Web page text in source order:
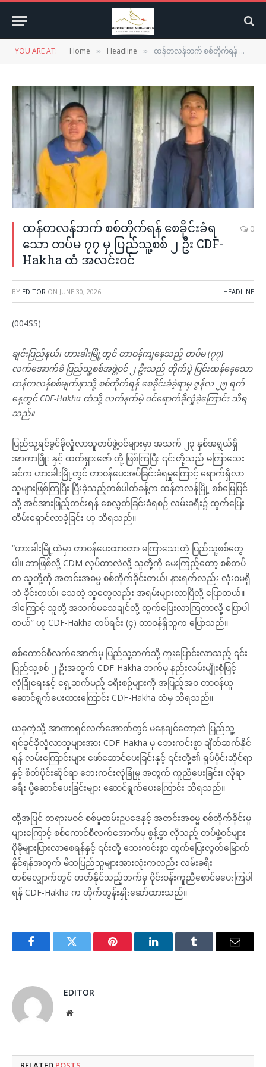
YOU ARE AT: Home » Headline » ထန်တလန်ဘက် စစ်တိုက်ရန် စေခိုင်းခံရသော တပ်မ ၇၇ မှ ပြည်သူ့စစ် ၂ ဦး CDF-Hakha ထံ အလင်းဝင်
ထန်တလန်ဘက် စစ်တိုက်ရန် စေခိုင်းခံရ
သော တပ်မ ၇၇ မှ ပြည်သူ့စစ် ၂ ဦး CDF-
Hakha ထံ အလင်းဝင်
0
BY EDITOR ON JUNE 30, 2026 HEADLINE
(004SS)
ချင်းပြည်နယ်၊ ဟားခါးမြို့တွင် တာဝန်ကျနေသည့် တပ်မ (၇၇)
လက်အောက်ခံ ပြည်သူ့စစ်အဖွဲ့ဝင် ၂ ဦးသည် တိုက်ပွဲ ပြင်းထန်နေသော
ထန်တလန်စစ်မျက်နှာသို့ စစ်တိုက်ရန် စေခိုင်းခံခဲ့ရာမှ ဇွန်လ ၂၅ ရက်
နေ့တွင် CDF-Hakha ထံသို့ လက်နက်မဲ့ ဝင်ရောက်ခိုလှုံခဲ့ကြောင်း သိရ
သည်။
ပြည်သူ့ရင်ခွင်ခိုလှုံလာသူတပ်ဖွဲ့ဝင်များမှာ အသက် ၂၃ နှစ်အရွယ်ရှိ
အာကာဖြိုး နှင့် ထက်ရှားဇော် တို့ ဖြစ်ကြပြီး ၎င်းတို့သည် မကြာသေး
ခင်က ဟားခါးမြို့တွင် တာဝန်ပေးအပ်ခြင်းခံရမှုကြောင့် ရောက်ရှိလာ
သူများဖြစ်ကြပြီး ပြီးခဲ့သည့်တစ်ပါတ်ခန့်က ထန်တလန်မြို့ စစ်မြေပြင်
သို့ အင်အားဖြည့်တင်းရန် စေလွှတ်ခြင်းခံရစဉ် လမ်းခရီး၌ ထွက်ပြေး
တိမ်းရှောင်လာခဲ့ခြင်း ဟု သိရသည်။
“ဟားခါးမြို့ထဲမှာ တာဝန်ပေးထားတာ မကြာသေးတဲ့ ပြည်သူ့စစ်တွေ
ပါ။ ဘာဖြစ်လို့ CDM လုပ်တာလဲလို့ သူတို့ကို မေးကြည့်တော့ စစ်တပ်
က သူတို့ကို အတင်းအဓမ္မ စစ်တိုက်ခိုင်းတယ်၊ နားရက်လည်း လုံးဝမရှိ
ဘဲ ခိုင်းတယ်၊ သေတဲ့ သူတွေလည်း အရမ်းများလာပြီလို့ ပြောတယ်။
ဒါကြောင့် သူတို့ အသက်မသေချင်လို့ ထွက်ပြေးလာကြတာလို့ ပြောပါ
တယ်” ဟု CDF-Hakha တပ်ရင်း (၄) တာဝန်ရှိသူက ပြောသည်။
စစ်ကောင်စီလက်အောက်မှ ပြည်သူ့ဘက်သို့ ကူးပြောင်းလာသည့် ၎င်း
ပြည်သူ့စစ် ၂ ဦးအတွက် CDF-Hakha ဘက်မှ နည်းလမ်းမျိုးစုံဖြင့်
လုံခြုံရေးနှင့် ရှေ့ဆက်မည့် ခရီးစဉ်များကို အပြည့်အဝ တာဝန်ယူ
ဆောင်ရွက်ပေးထားကြောင်း CDF-Hakha ထံမှ သိရသည်။
ယခုကဲ့သို့ အာဏာရှင်လက်အောက်တွင် မနေချင်တော့ဘဲ ပြည်သူ့
ရင်ခွင်ခိုလှုံလာသူများအား CDF-Hakha မှ ဘေးကင်းစွာ ချိတ်ဆက်နိုင်
ရန် လမ်းကြောင်းများ ဖော်ဆောင်ပေးခြင်းနှင့် ၎င်းတို့၏ ရုပ်ပိုင်းဆိုင်ရာ
နှင့် စိတ်ပိုင်းဆိုင်ရာ ဘေးကင်းလုံခြုံမှု အတွက် ကူညီပေးခြင်း၊ လိုရာ
ခရီး ပို့ဆောင်ပေးခြင်းများ ဆောင်ရွက်ပေးကြောင်း သိရသည်။
ထို့အပြင် တရားမဝင် စစ်မှုထမ်းဥပဒေနှင့် အတင်းအဓမ္မ စစ်တိုက်ခိုင်းမှု
များကြောင့် စစ်ကောင်စီလက်အောက်မှ စွန့်ခွာ လိုသည့် တပ်ဖွဲ့ဝင်များ
ပိုမိုများပြားလာစေရန်နှင့် ၎င်းတို့ ဘေးကင်းစွာ ထွက်ပြေးလွတ်မြောက်
နိုင်ရန်အတွက် မိဘပြည်သူများအားလုံးကလည်း လမ်းခရီး
တစ်လျှောက်တွင် တတ်နိုင်သည့်ဘက်မှ ဝိုင်းဝန်းကူညီစောင်မပေးကြပါ
ရန် CDF-Hakha က တိုက်တွန်းနှိုးဆော်ထားသည်။
FacebookTwitter Pinterest LinkedInTumblr Email
EDITOR
Website